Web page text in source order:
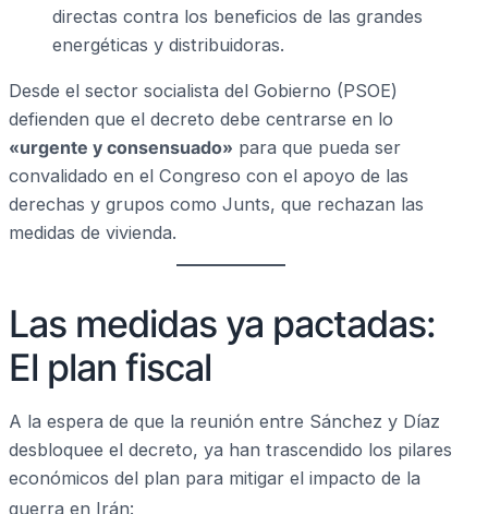
directas contra los beneficios de las grandes
energéticas y distribuidoras.
Desde el sector socialista del Gobierno (PSOE)
defienden que el decreto debe centrarse en lo
«urgente y consensuado» para que pueda ser
convalidado en el Congreso con el apoyo de las
derechas y grupos como Junts, que rechazan las
medidas de vivienda.
Las medidas ya pactadas:
El plan fiscal
A la espera de que la reunión entre Sánchez y Díaz
desbloquee el decreto, ya han trascendido los pilares
económicos del plan para mitigar el impacto de la
guerra en Irán: